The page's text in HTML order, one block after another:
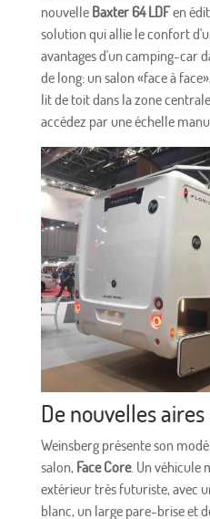
nouvelle Baxter 64 LDFen
solution qui allie le confort
avantages d'un camping-car
de long: un salon «face à
lit de toit dans la zone
accédez par une échelle
De nouvelles
Weinsberg présente son
salon, Face Core. Un véhicule
extérieur très futuriste, avec
blanc, un large pare-brise et